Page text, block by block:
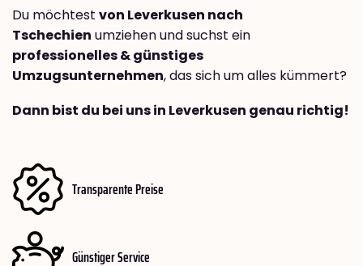
Du möchtest von Leverkusen nach
Tschechien umziehen und suchst ein
professionelles & günstiges
Umzugsunternehmen, das sich um alles kümmert?
Dann bist du bei uns in Leverkusen genau richtig!
Transparente Preise
Günstiger Service